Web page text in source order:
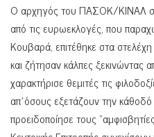
Ο αρχηγός του ΠΑΣΟΚ/ΚΙΝΑΛ
από τις ευρωεκλογές, που
Κουβαρά, επιτέθηκε στα
και ζήτησαν κάλπες ξεκινώντας
χαρακτήρισε θεμιτές τις
απ΄όσους εξετάζουν την
προειδοποίησε τους